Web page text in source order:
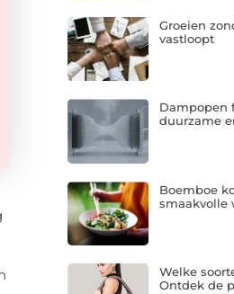
Groeien
vastloopt
Dampopen
duurzame
Boemboe
smaakvolle
Welke
Ontdek de